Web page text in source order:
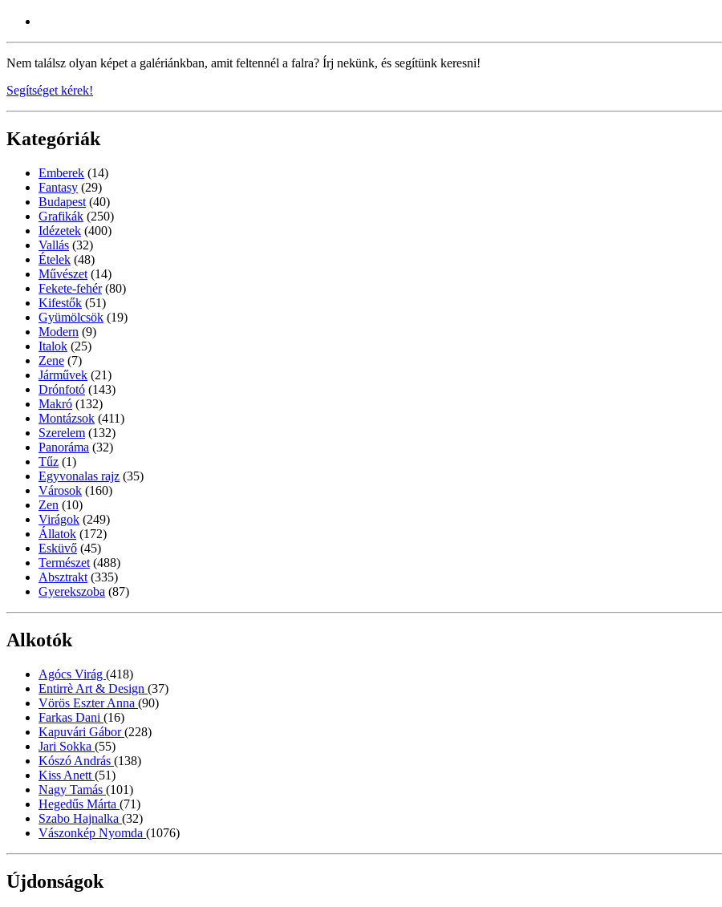
Nem találsz olyan képet a galériánkban, amit feltennél a falra? Írj nekünk, és segítünk keresni!
Segítséget kérek!
Kategóriák
Emberek (14)
Fantasy (29)
Budapest (40)
Grafikák (250)
Idézetek (400)
Vallás (32)
Ételek (48)
Művészet (14)
Fekete-fehér (80)
Kifestők (51)
Gyümölcsök (19)
Modern (9)
Italok (25)
Zene (7)
Járművek (21)
Drónfotó (143)
Makró (132)
Montázsok (411)
Szerelem (132)
Panoráma (32)
Tűz (1)
Egyvonalas rajz (35)
Városok (160)
Zen (10)
Virágok (249)
Állatok (172)
Esküvő (45)
Természet (488)
Absztrakt (335)
Gyerekszoba (87)
Alkotók
Agócs Virág (418)
Entirrè Art & Design (37)
Vörös Eszter Anna (90)
Farkas Dani (16)
Kapuvári Gábor(228)
Jari Sokka (55)
Kószó András (138)
Kiss Anett (51)
Nagy Tamás (101)
Hegedűs Márta (71)
Szabo Hajnalka (32)
Vászonkép Nyomda (1076)
Újdonságok